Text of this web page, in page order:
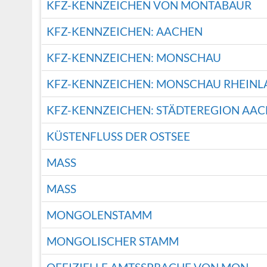
KFZ-KENNZEICHEN VON MONTABAUR
KFZ-KENNZEICHEN: AACHEN
KFZ-KENNZEICHEN: MONSCHAU
KFZ-KENNZEICHEN: MONSCHAU
KFZ-KENNZEICHEN: STÄDTEREGION
KÜSTENFLUSS DER OSTSEE
MASS
MASS
MONGOLENSTAMM
MONGOLISCHER STAMM